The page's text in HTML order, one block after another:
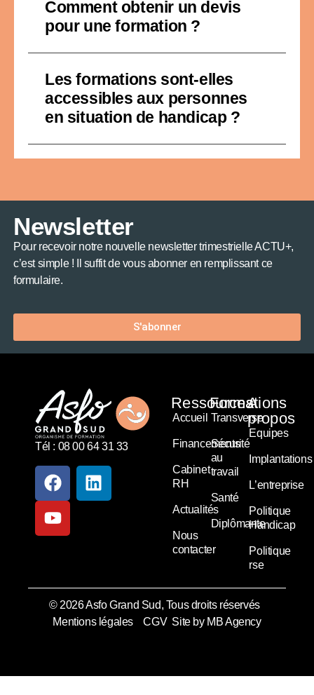
Comment obtenir un devis
pour une formation ?
Les formations sont-elles
accessibles aux personnes
en situation de handicap ?
Newsletter
Pour recevoir notre nouvelle newsletter trimestrielle ACTU+,
c’est simple ! Il suffit de vous abonner en remplissant ce
formulaire.
S'abonner
Tél : 08 00 64 31 33
Ressources
Accueil
Financements
Cabinet
RH
Actualités
Nous
contacter
Formations
Transverse
Sécurité
au
travail
Santé
Diplômante
A
propos
Equipes
Implantations
L’entreprise
Politique
Handicap
Politique
rse
© 2026 Asfo Grand Sud, Tous droits réservés
Mentions légales
CGV Site by MB Agency